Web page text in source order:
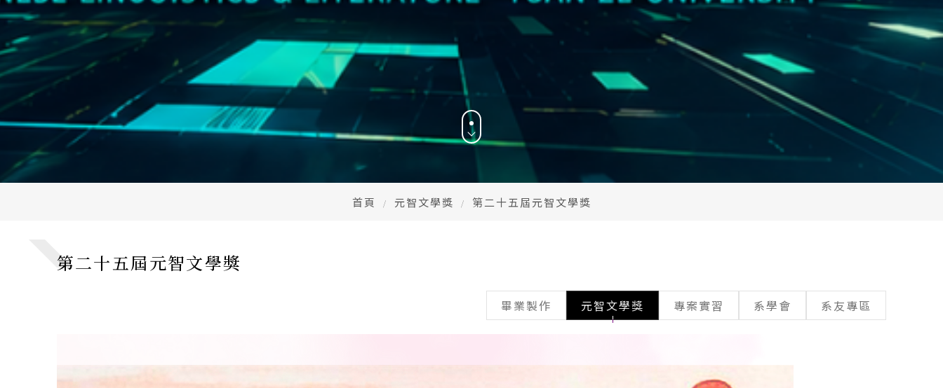
首頁 元智文學獎 第二十五屆元智文學獎
第二十五屆元智文學獎
畢業製作 元智文學獎 專案實習 系學會 系友專區